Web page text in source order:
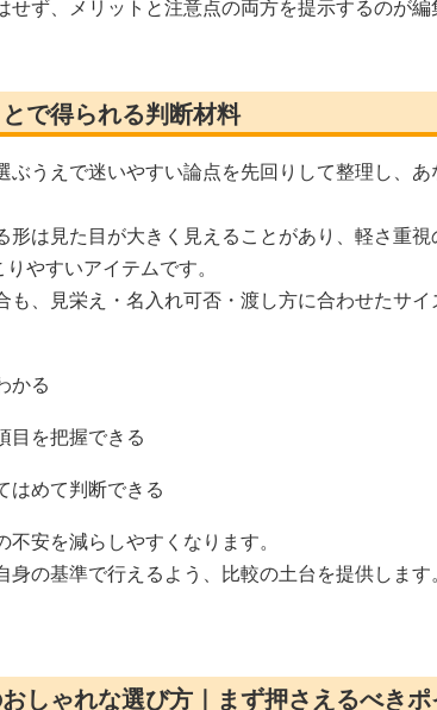
ず、メリットと注意点の両方を提示するのが編
で得られる判断材料
ぶうえで迷いやすい論点を先回りして整理し、
形は見た目が大きく見えることがあり、軽さ重
やすいアイテムです。
も、見栄え・名入れ可否・渡し方に合わせたサイ
かる
目を把握できる
はめて判断できる
安を減らしやすくなります。
の基準で行えるよう、比較の土台を提供します。
しゃれな選び方｜まず押さえるべきポ